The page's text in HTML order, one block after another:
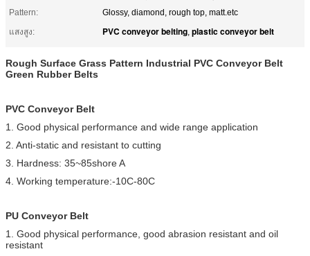
Pattern:
Glossy, diamond, rough top, matt.etc
แสงสูง:
PVC conveyor belting, plastic conveyor belt
Rough Surface Grass Pattern Industrial PVC Conveyor Belt
Green Rubber Belts
PVC Conveyor Belt
1. Good physical performance and wide range application
2. Anti-static and resistant to cutting
3. Hardness: 35~85shore A
4. Working temperature:-10C-80C
PU Conveyor Belt
1. Good physical performance, good abrasion resistant and oil
resistant